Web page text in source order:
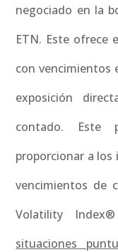
negociado en la
ETN. Este ofrece
con vencimientos
exposición
contado. Este
proporcionar a los
vencimientos de
Volatility
situaciones